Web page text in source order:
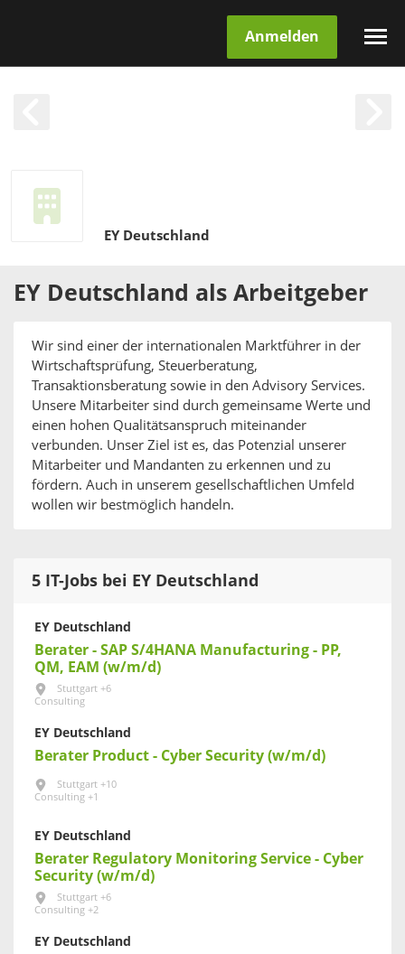
Anmelden
EY Deutschland
EY Deutschland als Arbeitgeber
Wir sind einer der internationalen Marktführer in der
Wirtschaftsprüfung, Steuerberatung,
Transaktionsberatung sowie in den Advisory Services.
Unsere Mitarbeiter sind durch gemeinsame Werte und
einen hohen Qualitätsanspruch miteinander
verbunden. Unser Ziel ist es, das Potenzial unserer
Mitarbeiter und Mandanten zu erkennen und zu
fördern. Auch in unserem gesellschaftlichen Umfeld
wollen wir bestmöglich handeln.
5 IT-Jobs bei EY Deutschland
EY Deutschland
Berater - SAP S/4HANA Manufacturing - PP,
QM, EAM (w/m/d)
Stuttgart +6
Consulting
EY Deutschland
Berater Product - Cyber Security (w/m/d)
Stuttgart +10
Consulting +1
EY Deutschland
Berater Regulatory Monitoring Service - Cyber
Security (w/m/d)
Stuttgart +6
Consulting +2
EY Deutschland